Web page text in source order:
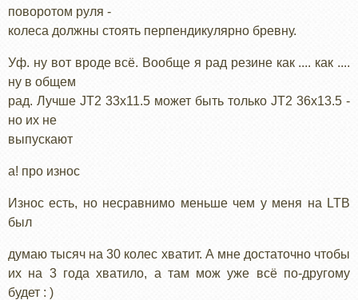
поворотом руля -
колеса должны стоять перпендикулярно бревну.
Уф. ну вот вроде всё. Вообще я рад резине как .... как ....
ну в общем
рад. Лучше JT2 33x11.5 может быть только JT2 36x13.5 -
но их не
выпускают
а! про износ
Износ есть, но несравнимо меньше чем у меня на LTB
был
думаю тысяч на 30 колес хватит. А мне достаточно чтобы
их на 3 года хватило, а там мож уже всё по-другому
будет : )